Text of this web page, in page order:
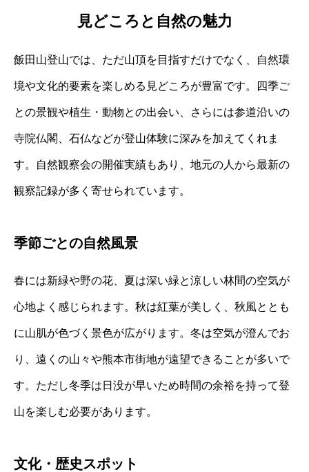
見どころと自然の魅力
飯田山登山では、ただ山頂を目指すだけでなく、自然環
境や文化的要素を楽しめる見どころが豊富です。四季ご
との景観や植生・動物との出会い、さらには参道沿いの
寺院仏閣、石仏などが登山体験に深みを加えてくれま
す。自然観察会の開催実績もあり、地元の人から最新の
観察記録が多く寄せられています。
季節ごとの自然風景
春には新緑や野の花、夏は深い緑と涼しい林間の空気が
心地よく感じられます。秋は紅葉が美しく、秋風ととも
に山肌が色づく景色が広がります。冬は空気が澄んでお
り、遠くの山々や熊本市街地が遠望できることが多いで
す。ただし冬季は日没が早いため時間の余裕を持って登
山を楽しむ必要があります。
文化・歴史スポット